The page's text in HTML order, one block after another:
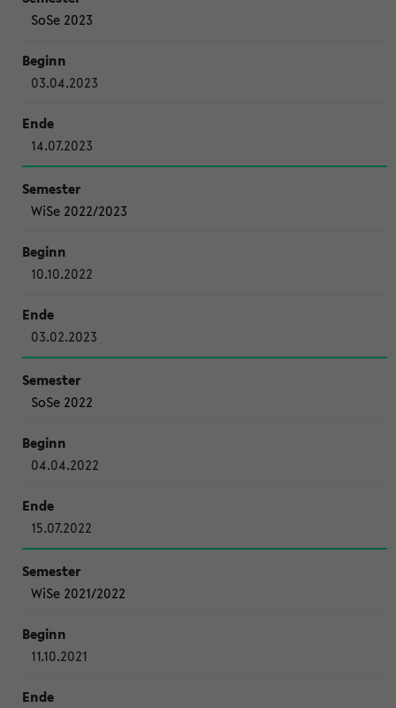
SoSe 2023
03.04.2023
14.07.2023
WiSe 2022/2023
10.10.2022
03.02.2023
SoSe 2022
04.04.2022
15.07.2022
WiSe 2021/2022
11.10.2021